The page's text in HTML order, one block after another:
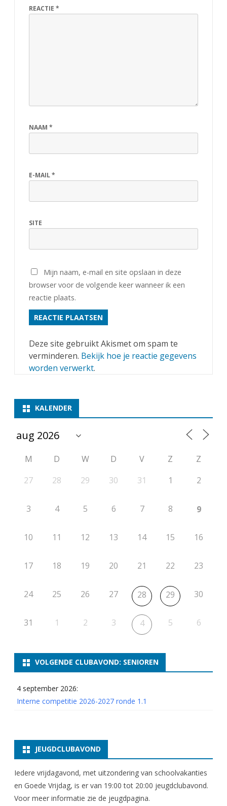
REACTIE *
NAAM *
E-MAIL*
SITE
Mijn naam, e-mail en site opslaan in deze
browser voor de volgende keer wanneer ik een
reactie plaats.
Deze site gebruikt Akismet om spam te
verminderen. Bekijk hoe je reactie gegevens
worden verwerkt.
KALENDER
M D W D V Z
Z
27
28 29 30 31 1 2
3 4 5 6 7 8 9
10 11 12 13 14 15 16
17 18 19 20 21 22 23
24 25 26 27 28 29 30
31 1 2 3 4 5 6
VOLGENDE CLUBAVOND: SENIOREN
4 september 2026:
Interne competitie 2026-2027 ronde 1.1
JEUGDCLUBAVOND
Iedere vrijdagavond, met uitzondering van schoolvakanties
en Goede Vrijdag, is er van 19:00 tot 20:00 jeugdclubavond.
Voor meer informatie zie de jeugdpagina.